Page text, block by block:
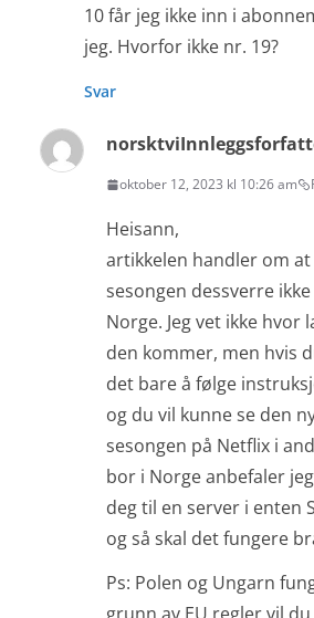
10 får jeg ikke inn i
jeg. Hvorfor ikke nr. 19?
Svar
norsktvi
oktober 12, 2023 kl 10:26 am
Heisann,
artikkelen handler om
sesongen dessverre
Norge. Jeg vet ikke hvor
den kommer, men hvis
det bare å følge
og du vil kunne se den
sesongen på Netflix i
bor i Norge anbefaler
deg til en server i enten
og så skal det fungere
Ps: Polen og Ungarn